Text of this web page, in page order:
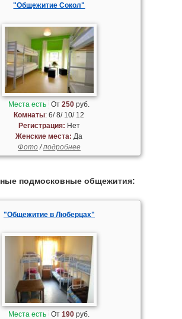
"Общежитие Сокол"
Места есть От250 руб.
Комнаты: 6/ 8/ 10/ 12
Регистрация: Нет
Женские места: Да
Фото/подробнее
подмосковные общежития:
"Общежитие в Люберцах"
Места есть От190 руб.